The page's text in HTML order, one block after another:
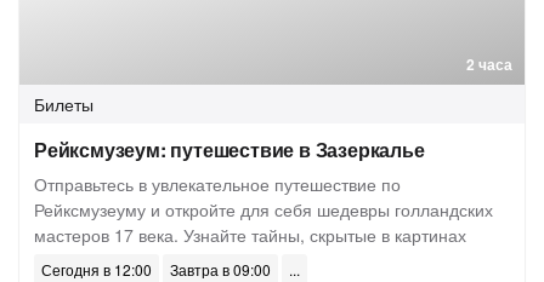
2 часа
Билеты
Рейксмузеум: путешествие в Зазеркалье
Отправьтесь в увлекательное путешествие по
Рейксмузеуму и откройте для себя шедевры голландских
мастеров 17 века. Узнайте тайны, скрытые в картинах
Сегодня в 12:00
Завтра в 09:00